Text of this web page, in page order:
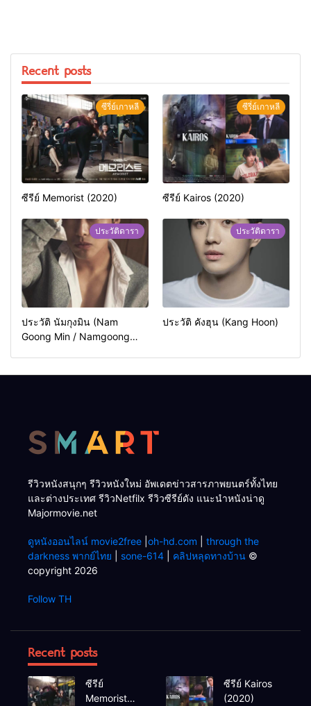
Recent posts
ซีรี่ย์เกาหลี
ซีรีย์ Memorist (2020)
ซีรี่ย์เกาหลี
ซีรีย์ Kairos (2020)
ประวัติดารา
ประวัติ นัมกุงมิน (Nam
Goong Min / Namgoong
ประวัติดารา
ประวัติ คังฮุน (Kang Hoon)
รีวิวหนังสนุกๆ รีวิวหนังใหม่ อัพเดตข่าวสารภาพยนตร์ทั้งไทย
และต่างประเทศ รีวิวNetfilx รีวิวซีรีย์ดัง แนะนำหนังน่าดู
Majormovie.net
ดูหนังออนไลน์ movie2free oh-hd.com
through the
darkness พากย์ไทย
sone-614 คลิปหลุดทางบ้าน ©
copyright 2026
Follow TH
Recent posts
ซีรีย์
Memorist
ซีรีย์ Kairos
(2020)